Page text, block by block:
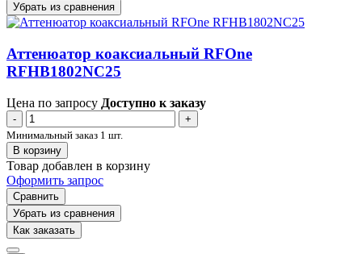
Убрать из сравнения
Аттенюатор коаксиальный RFOne
RFHB1802NC25
Цена по запросу Доступно к заказу
-
+
Минимальный заказ 1 шт.
В корзину
Товар добавлен в корзину
Оформить запрос
Сравнить
Убрать из сравнения
Как заказать